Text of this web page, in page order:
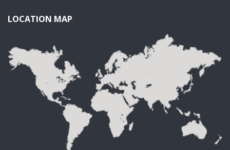
LOCATION MAP